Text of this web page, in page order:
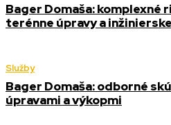
Bager Domaša: komplexné
terénne úpravy a
Služby
Bager Domaša: odborné
úpravami a výkopmi